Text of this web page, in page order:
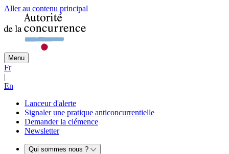
Aller au contenu principal
Menu
Fr
|
En
Lanceur d'alerte
Signaler une pratique anticoncurrentielle
Demander la clémence
Newsletter
Qui sommes nous ?